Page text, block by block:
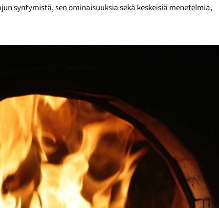
syntymistä, sen ominaisuuksia sekä keskeisiä menetelmiä,